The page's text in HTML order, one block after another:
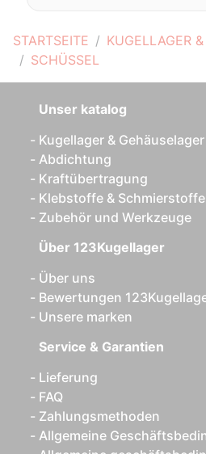
STARTSEITE
KUGELLAGER
SCHÜSSEL
Unser katalog
Kugellager & Gehäuselager
Abdichtung
Kraftübertragung
Klebstoffe & Schmierstoffe
Zubehör und Werkzeuge
Über 123Kugellager
Über uns
Bewertungen
Unsere marken
Service & Garantien
Lieferung
FAQ
Zahlungsmethoden
Allgemeine